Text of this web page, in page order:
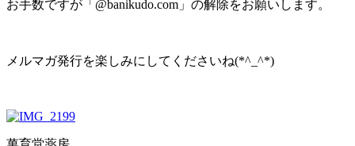
お手数ですが「@banikudo.com」の解除をお願いします。
メルマガ発行を楽しみにしてくださいね(*^_^*)